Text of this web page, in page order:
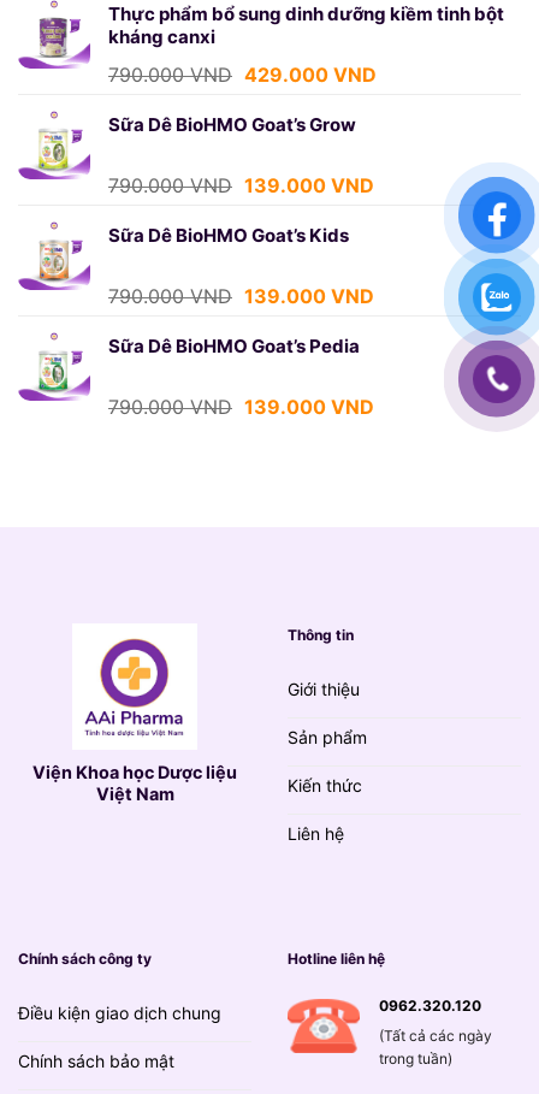
là:
tại
Thực phẩm bổ sung dinh dưỡng kiềm tinh bột
kháng canxi
790.000VND Giá
là:
429.000 VNDGiá
429.000 VND.
Sữa Dê BioHMO Goat’s Grow
790.000VND Giá
là:
139.000 VNDGiá
139.000 VND.
Sữa Dê BioHMO Goat’s Kids
790.000VND Giá
là:
139.000 VNDGiá
139.000 VND.
Sữa Dê BioHMO Goat’s Pedia
790.000VND Giá
139.000 VNDGiá
Viện Khoa học Dược liệu
Việt Nam
Thông tin
Giới thiệu
Sản phẩm
Kiến thức
Liên hệ
Chính sách công ty
Điều kiện giao dịch chung
Chính sách bảo mật
Hotline liên hệ
0962.320.120
(Tất cả các ngày
trong tuần)